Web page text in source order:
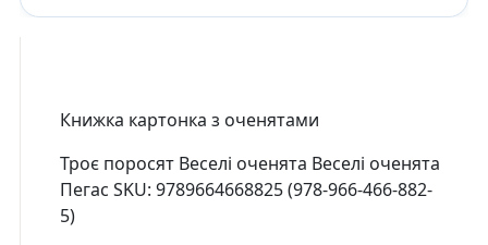
Книжка картонка з оченятами
Троє поросят Веселі оченята Веселі оченята
Пегас SKU: 9789664668825 (978-966-466-882-
5)